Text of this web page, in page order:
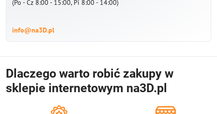
(Po - Cz 8:00 - 15:00, Pi 8:00 - 14:00)
info@na3D.pl
Dlaczego warto robić zakupy w
sklepie internetowym na3D.pl